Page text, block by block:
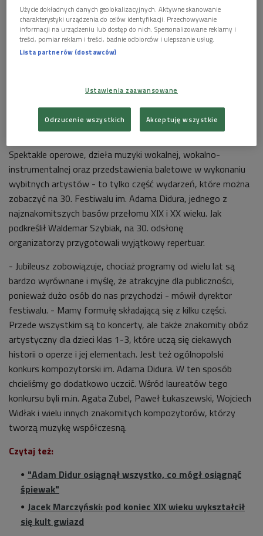
Rafał Siwek i operowe arie na bas
POSŁUCHAJ
Spektakle operowe, dzieła muzyki wokalnej, wokalno-
instrumentalnej oraz przedstawienia baletowe w wykonaniu
wybitnych artystów - to tylko część wydarzeń, które można
zobaczyć na 30. Festiwalu im. Adama Didura, jednego z
najznakomitszych basów przełomu XIX i XX wieku. Jak
podkreślił Waldemar Szybiak, na 30. odsłonę
organizatorzy przygotowali wyjątkowy repertuar.
- Jubileusz zobowiązuje, chociaż programy od wielu lat są
bardzo wyrównane i myślę, że atrakcyjne dla publiczności,
ponieważ dużo osób do nas przychodzi - mówił dyrektor
festiwalu. - Mamy formułę składającą się z kilku części.
Przede wszystkim są to koncerty, ale także znakomity obóz
artystyczny dla dzieci klas 1-3, które uczą się ciekawych
historii o operze i jej elementach. Jest też ogólnopolski
konkurs kompozytorski im. Adama Didura. W ten sposób
chcieliśmy go dodatkowo uczcić. Wśród laureatów tego
konkursu byli m.in. Agata Zubel, Paweł Łukaszewski, Wojciech
Widłak i wielu innych znakomitych kompozytorów, którzy
tworzą muzykę współczesną.
Czytaj też:
"Adam Didur osiągnął wszystko, co mógł osiągnąć
śpiewak"
Jacek Marczyński: pod koniec XIX wieku wykształcił
się kult gwiazd
Użycie dokładnych danych geolokalizacyjnych. Aktywne skanowanie
charakterystyki urządzenia do celów identyfikacji. Przechowywanie
informacji na urządzeniu lub dostęp do nich. Spersonalizowane reklamy i
treści, pomiar reklam i treści, badnie odbiorców i ulepszanie usług.
Lista partnerów (dostawców)
Ustawienia zaawansowane
Odrzucenie wszystkich Akceptuję wszystkie